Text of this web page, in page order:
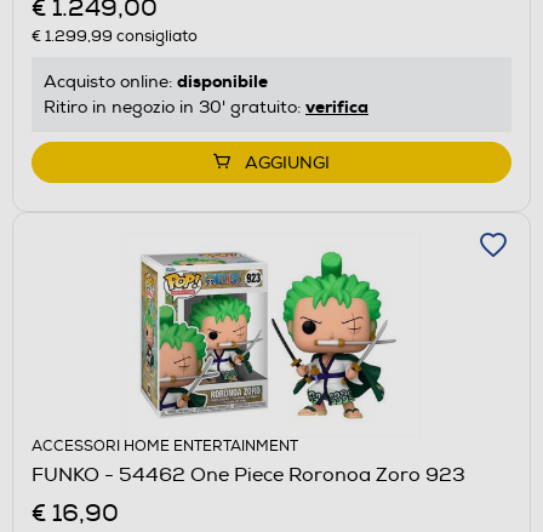
€ 1.249,00
€ 1.299,99 consigliato
Acquisto online: disponibile
Ritiro in negozio in 30' gratuito: verifica
AGGIUNGI
ACCESSORI HOME ENTERTAINMENT
FUNKO - 54462 One Piece Roronoa Zoro 923
€ 16,90